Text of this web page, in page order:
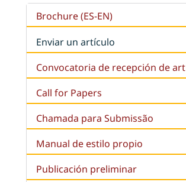
Brochure (ES-EN)
Enviar un artículo
Convocatoria de recepción de art
Call for Papers
Chamada para Submissão
Manual de estilo propio
Publicación preliminar